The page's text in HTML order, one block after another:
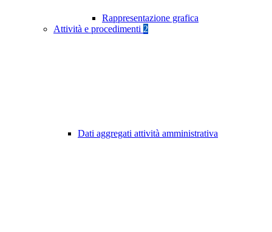
Rappresentazione grafica
Attività e procedimenti 2
Dati aggregati attività amministrativa